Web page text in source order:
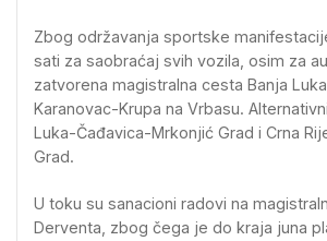
Zbog održavanja sportske
sati za saobraćaj svih vozila, osim za
zatvorena magistralna cesta Banja
Karanovac-Krupa na Vrbasu.
Luka-Čađavica-Mrkonjić Grad i Crna
Grad.
U toku su sanacioni radovi na
Derventa, zbog čega je do kraja juna